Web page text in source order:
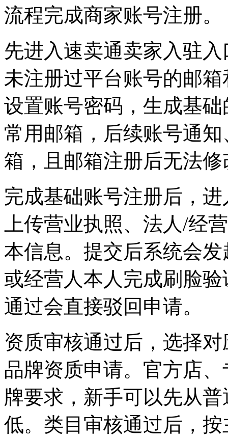
流程完成商家账号注册。
先进入速卖通卖家入驻
未注册过平台账号的邮
设置账号密码，生成基
常用邮箱，后续账号通
箱，且邮箱注册后无法修
完成基础账号注册后，
上传营业执照、法人/经
本信息。提交后系统会
或经营人本人完成刷脸
通过会直接驳回申请。
资质审核通过后，选择
品牌资质申请。官方店
牌要求，新手可以先从
低。类目审核通过后，